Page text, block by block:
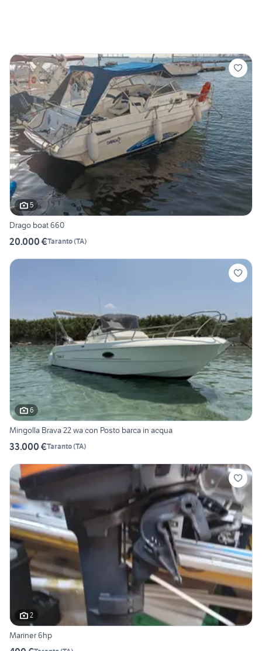
5
Drago boat 660
20.000 €Taranto(TA)
6
Mingolla Brava 22 wa con Posto barca in acqua
33.000 €Taranto(TA)
2
Mariner 6hp